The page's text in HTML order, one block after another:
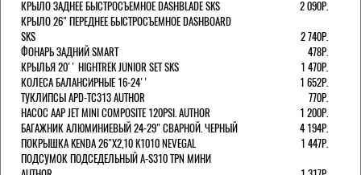
КРЫЛО ЗАДНЕЕ БЫСТРОСЪЕМНОЕ DASHBLADE SKS
2 090Р.
КРЫЛО 26" ПЕРЕДНЕЕ БЫСТРОСЪЕМНОЕ DASHBOARD
SKS
2 740Р.
ФОНАРЬ ЗАДНИЙ SMART
478Р.
КРЫЛЬЯ 20'' HIGHTREK JUNIOR SET SKS
1 470Р.
КОЛЕСА БАЛАНСИРНЫЕ 16-24''
1 652Р.
ТУКЛИПСЫ APD-TC313 AUTHOR
770Р.
НАСОС AAP JET MINI COMPOSITE 120PSI. AUTHOR
1 200Р.
БАГАЖНИК АЛЮМИНИЕВЫЙ 24-29" СВАРНОЙ. ЧЕРНЫЙ
4 194Р.
ПОКРЫШКА KENDA 26"Х2,10 K1010 NEVEGAL
1 447Р.
ПОДСУМОК ПОДСЕДЕЛЬНЫЙ A-S310 TPN МИНИ